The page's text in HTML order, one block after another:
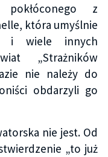
z
która umyślnie
i wiele innych
„Strażników
nie należy do
obdarzyli go
nie jest. Od
„to już